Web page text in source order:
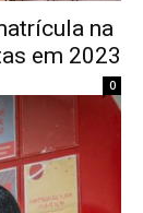
na
em 2023
0